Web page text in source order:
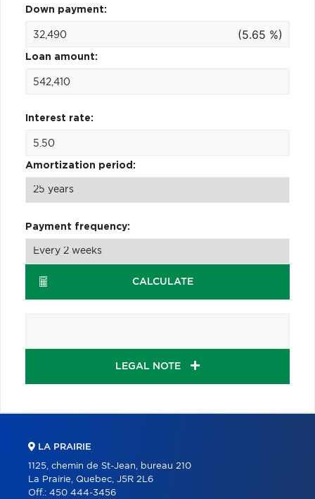
Down payment:
(5.65 %)
Loan amount:
Interest rate:
Amortization period:
Payment frequency:
CALCULATE
LEGAL NOTE
LA PRAIRIE
1125, chemin de St-Jean, bureau 210
La Prairie, Quebec, J5R 2L6
Off.: 450 444-3456